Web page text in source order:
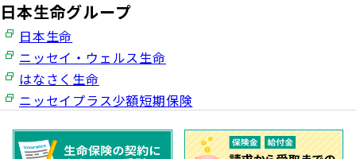
日本生命グループ
日本生命
ニッセイ・ウェルス生命
はなさく生命
ニッセイプラス少額短期保険